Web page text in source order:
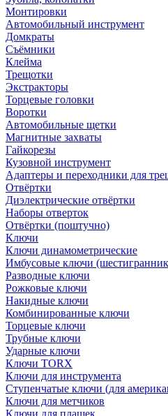
Монтировки
Автомобильный инструмент
Домкраты
Съёмники
Клейма
Трещотки
Экстракторы
Торцевые головки
Воротки
Автомобильные щетки
Магнитные захваты
Гайкорезы
Кузовной инструмент
Адаптеры и переходники для
Отвёртки
Диэлектрические отвёртки
Наборы отверток
Отвёртки (поштучно)
Ключи
Ключи динамометрические
Имбусовые ключи
Разводные ключи
Рожковые ключи
Накидные ключи
Комбинированные ключи
Торцевые ключи
Трубные ключи
Ударные ключи
Ключи TORX
Ключи для инструмента
Ступенчатые ключи (для
Ключи для метчиков
Ключи для плашек